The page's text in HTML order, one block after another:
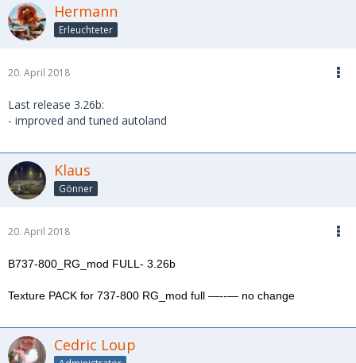
Hermann
Erleuchteter
20. April 2018
Last release 3.26b:
- improved and tuned autoland
Klaus
Gönner
20. April 2018
B737-800_RG_mod FULL- 3.26b
Texture PACK for 737-800 RG_mod full —--— no change
Cedric Loup